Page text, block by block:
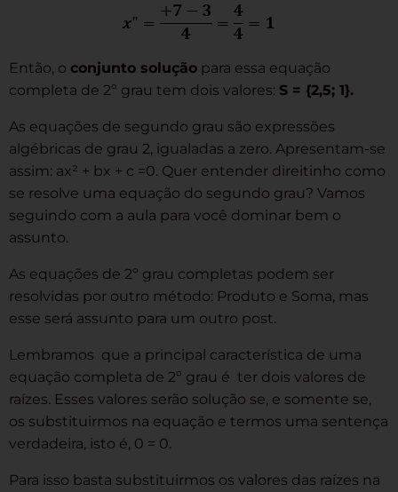
Então, o conjunto solução para essa equação
completa de 2º grau tem dois valores: S = {2,5; 1}.
As equações de segundo grau são expressões
algébricas de grau 2, igualadas a zero. Apresentam-se
assim: ax² + bx + c =0. Quer entender direitinho como
se resolve uma equação do segundo grau? Vamos
seguindo com a aula para você dominar bem o
assunto.
As equações de 2º grau completas podem ser
resolvidas por outro método: Produto e Soma, mas
esse será assunto para um outro post.
Lembramos que a principal característica de uma
equação completa de 2º grau é ter dois valores de
raízes. Esses valores serão solução se, e somente se,
os substituirmos na equação e termos uma sentença
verdadeira, isto é, 0 = 0.
Para isso basta substituirmos os valores das raízes na